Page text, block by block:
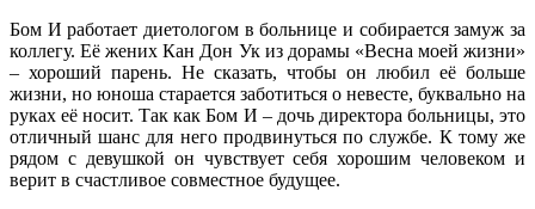
Бом И работает диетологом в больнице и собирается замуж за
коллегу. Её жених Кан Дон Ук из дорамы «Весна моей жизни»
– хороший парень. Не сказать, чтобы он любил её больше
жизни, но юноша старается заботиться о невесте, буквально на
руках её носит. Так как Бом И – дочь директора больницы, это
отличный шанс для него продвинуться по службе. К тому же
рядом с девушкой он чувствует себя хорошим человеком и
верит в счастливое совместное будущее.